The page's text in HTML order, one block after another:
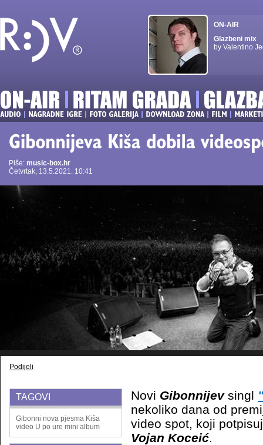
ON-AIR
Glazbeni mix
by Valentino
Piše: music-box.hr
Četvrtak, 13.5.2021. 10:41
Podijeli
TAGOVI
Gibonni nova pjesma Kiša
video U po ure mini album
Novi Gibonnijevsingl
nekoliko dana od
video spot, koji
Vojan Koceić.